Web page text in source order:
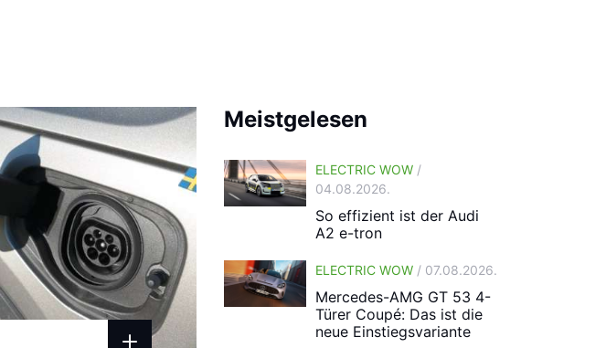
Meistgelesen
ELECTRIC WOW /
04.08.2026.
So effizient ist der Audi
A2 e-tron
ELECTRIC WOW / 07.08.2026.
Mercedes-AMG GT 53 4-
Türer Coupé: Das ist die
neue Einstiegsvariante